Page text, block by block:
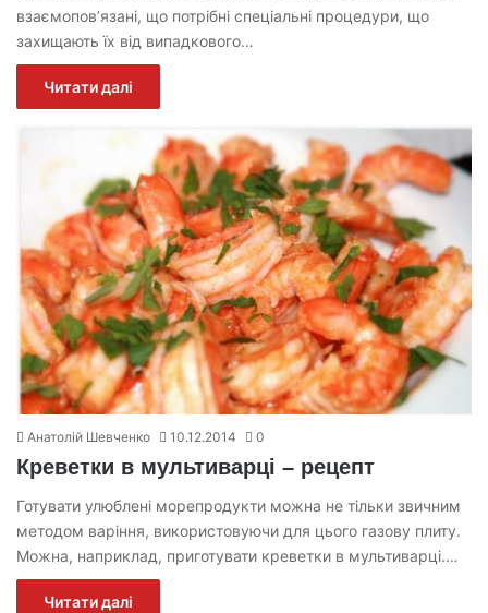
взаємопов’язані, що потрібні спеціальні процедури, що
захищають їх від випадкового…
Читати далі
Анатолій Шевченко 10.12.2014 0
Креветки в мультиварці – рецепт
Готувати улюблені морепродукти можна не тільки звичним
методом варіння, використовуючи для цього газову плиту.
Можна, наприклад, приготувати креветки в мультиварці.…
Читати далі